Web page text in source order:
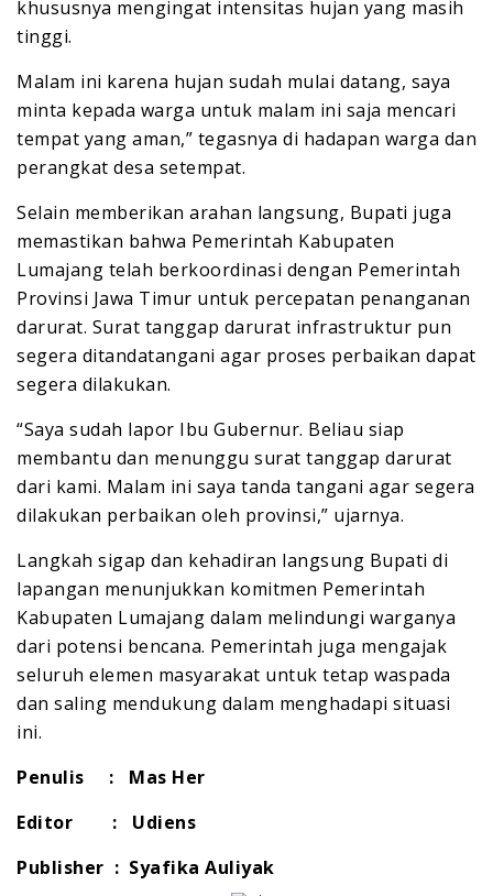
khususnya mengingat intensitas hujan yang masih
tinggi.
Malam ini karena hujan sudah mulai datang, saya
minta kepada warga untuk malam ini saja mencari
tempat yang aman,” tegasnya di hadapan warga dan
perangkat desa setempat.
Selain memberikan arahan langsung, Bupati juga
memastikan bahwa Pemerintah Kabupaten
Lumajang telah berkoordinasi dengan Pemerintah
Provinsi Jawa Timur untuk percepatan penanganan
darurat. Surat tanggap darurat infrastruktur pun
segera ditandatangani agar proses perbaikan dapat
segera dilakukan.
“Saya sudah lapor Ibu Gubernur. Beliau siap
membantu dan menunggu surat tanggap darurat
dari kami. Malam ini saya tanda tangani agar segera
dilakukan perbaikan oleh provinsi,” ujarnya.
Langkah sigap dan kehadiran langsung Bupati di
lapangan menunjukkan komitmen Pemerintah
Kabupaten Lumajang dalam melindungi warganya
dari potensi bencana. Pemerintah juga mengajak
seluruh elemen masyarakat untuk tetap waspada
dan saling mendukung dalam menghadapi situasi
ini.
Penulis : Mas Her
Editor : Udiens
Publisher : Syafika Auliyak